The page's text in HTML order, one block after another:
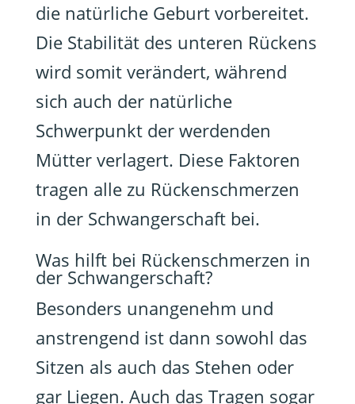
die natürliche Geburt vorbereitet.
Die Stabilität des unteren Rückens
wird somit verändert, während
sich auch der natürliche
Schwerpunkt der werdenden
Mütter verlagert. Diese Faktoren
tragen alle zu Rückenschmerzen
in der Schwangerschaft bei.
Was hilft bei Rückenschmerzen in
der Schwangerschaft?
Besonders unangenehm und
anstrengend ist dann sowohl das
Sitzen als auch das Stehen oder
gar Liegen. Auch das Tragen sogar